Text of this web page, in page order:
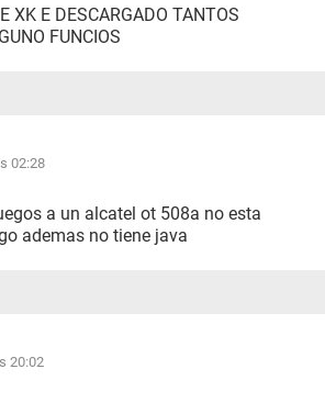
XK E DESCARGADO TANTOS
FUNCIOS
02:28
a un alcatel ot 508a no esta
ademas no tiene java
20:02